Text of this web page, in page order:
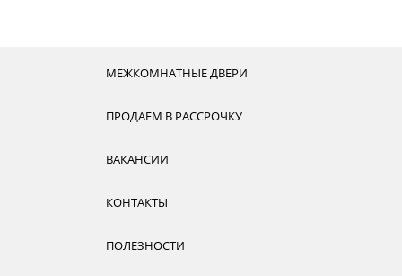
МЕЖКОМНАТНЫЕ ДВЕРИ
ПРОДАЕМ В РАССРОЧКУ
ВАКАНСИИ
КОНТАКТЫ
ПОЛЕЗНОСТИ